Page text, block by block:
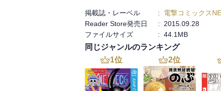
掲載誌・レーベル :
電撃コミックス
Reader Store発売日
: 2015.09.28
ファイルサイズ
: 44.1MB
同じジャンルのランキング
1位 2位